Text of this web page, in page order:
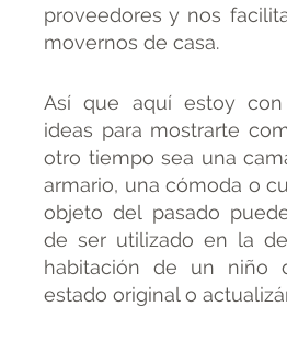
proveedores y nos
movernos de casa.
Así que aquí estoy
ideas para mostrarte
otro tiempo sea una
armario, una cómoda o
objeto del pasado
de ser utilizado en la
habitación de un niño
estado original o